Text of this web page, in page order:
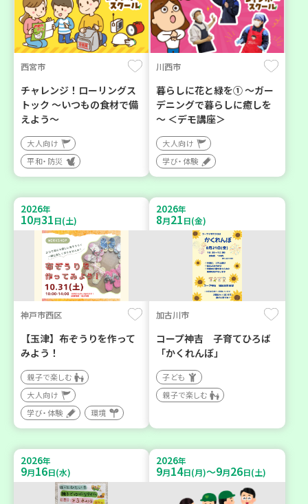
西宮市
チャレンジ！ローリングス
トック ～いつもの食材で備
えよう～
大人向け
平和・防災
川西市
暮らしに花と緑を① ～ガー
デニングで暮らしに癒しを
～ ＜デモ講座＞
大人向け
学び・体験
2026年
10月31日(土)
神戸市西区
【玉津】布ぞうりを作って
みよう！
親子で楽しむ
大人向け
学び・体験
環境
2026年
8月21日(金)
加古川市
コープ神吉 子育てひろば
「かくれんぼ」
子ども
親子で楽しむ
2026年
9月16日(水)
2026年
9月14日(月)～9月26日(土)